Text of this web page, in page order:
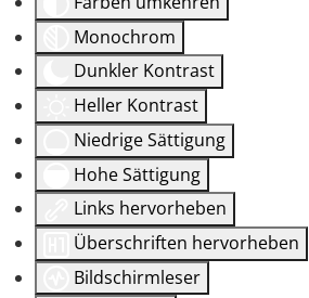
Monochrom
Dunkler Kontrast
Heller Kontrast
Niedrige Sättigung
Hohe Sättigung
Links hervorheben
Überschriften hervorheben
Bildschirmleser